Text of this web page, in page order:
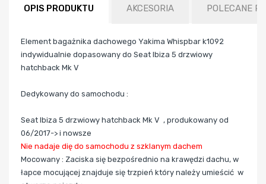
OPIS PRODUKTU AKCESORIA POLECANE
Element bagażnika dachowego Yakima Whispbar k1092
indywidualnie dopasowany do Seat Ibiza 5 drzwiowy
hatchback Mk V
Dedykowany do samochodu :
Seat Ibiza 5 drzwiowy hatchback Mk V , produkowany od
06/2017-> i nowsze
Nie nadaje dię do samochodu z szklanym dachem
Mocowany : Zaciska się bezpośrednio na krawędzi dachu, w
łapce mocującej znajduje się trzpień który należy umieścić w